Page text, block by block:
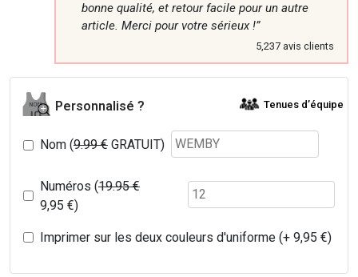
bonne qualité, et retour facile pour un autre
article. Merci pour votre sérieux !”
5,237 avis clients
Personnalisé ? Tenues d’équipe
Nom (9.99 € GRATUIT)
Numéros (19.95 €
9,95 €)
Imprimer sur les deux couleurs d'uniforme (+ 9,95 €)